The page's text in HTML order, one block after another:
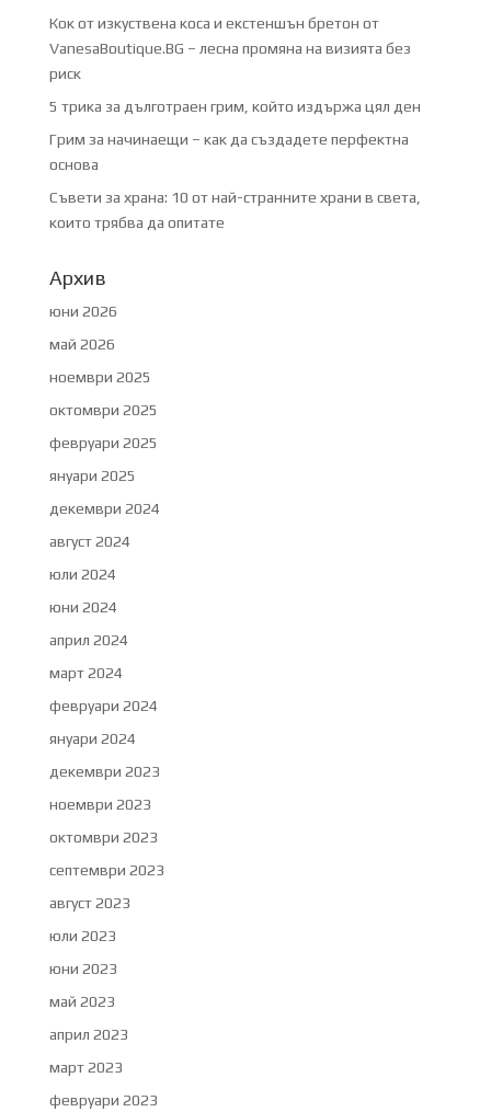
Кок от изкуствена коса и екстеншън бретон от
VanesaBoutique.BG – лесна промяна на визията без
риск
5 трика за дълготраен грим, който издържа цял ден
Грим за начинаещи – как да създадете перфектна
основа
Съвети за храна: 10 от най-странните храни в света,
които трябва да опитате
Архив
юни 2026
май 2026
ноември 2025
октомври 2025
февруари 2025
януари 2025
декември 2024
август 2024
юли 2024
юни 2024
април 2024
март 2024
февруари 2024
януари 2024
декември 2023
ноември 2023
октомври 2023
септември 2023
август 2023
юли 2023
юни 2023
май 2023
април 2023
март 2023
февруари 2023